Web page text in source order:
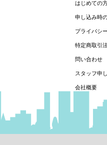
はじめての
申し込み時
プライバシ
特定商取引
問い合わせ
スタッフ申
会社概要